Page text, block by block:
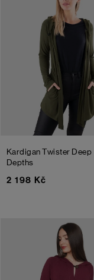
Kardigan Twister Deep
Depths
2 198 Kč